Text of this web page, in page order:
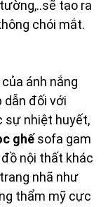
tạo ra
chói mắt.
ánh nắng
dẫn đối với
sự nhiệt huyết,
ghế sofa gam
nội thất khác
nhã như
thẩm mỹ cực